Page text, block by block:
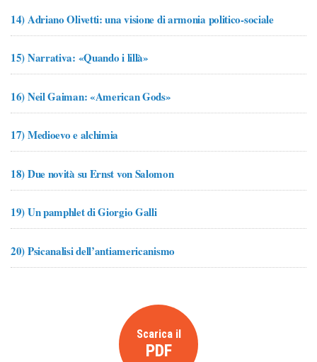
14)Adriano Olivetti: una visione di armonia politico-sociale
15)Narrativa: «Quando i lillà»
16)Neil Gaiman: «American Gods»
17)Medioevo e alchimia
18)Due novità su Ernst von Salomon
19)Un pamphlet di Giorgio Galli
20)Psicanalisi dell’antiamericanismo
Scarica il
PDF